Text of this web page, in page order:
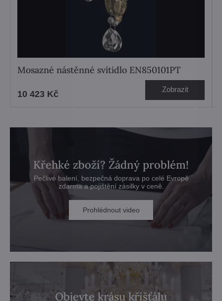
Mosazné nástěnné svítidlo EN850101PT
10 423 Kč Zobrazit
Křehké zboží? Žádný problém!
Pečlivé balení, bezpečná doprava po celé Evropě
zdarma a pojištění zásilky v ceně.
Prohlédnout video
Objevte krásu křišťálu